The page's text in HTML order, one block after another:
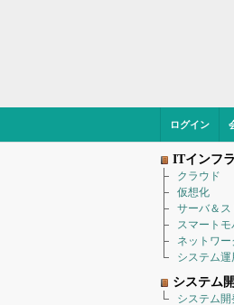
ログイン
ITインフラ
クラウド
仮想化
サーバ＆ス
スマート
ネットワー
システム運
システム
システム開